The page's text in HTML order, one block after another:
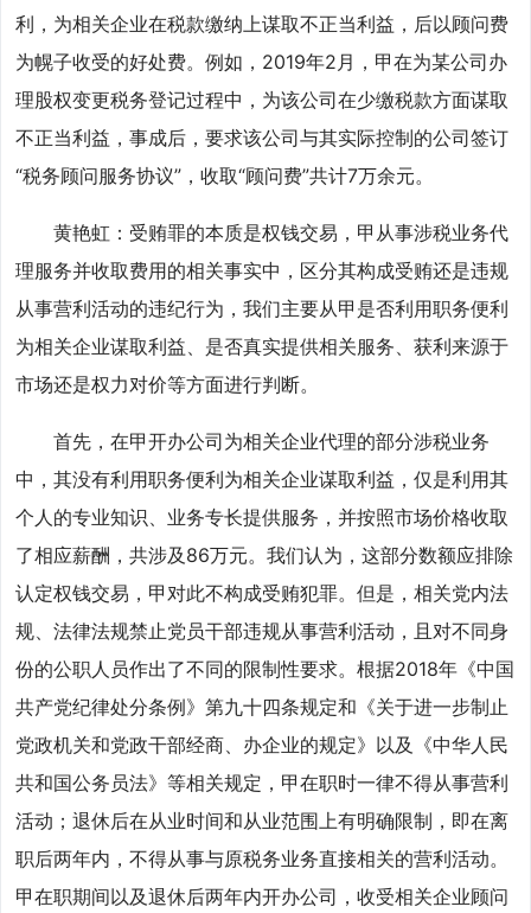
利，为相关企业在税款缴纳上谋取不正当利益，后以顾问费
为幌子收受的好处费。例如，2019年2月，甲在为某公司办
理股权变更税务登记过程中，为该公司在少缴税款方面谋取
不正当利益，事成后，要求该公司与其实际控制的公司签订
“税务顾问服务协议”，收取“顾问费”共计7万余元。
黄艳虹：受贿罪的本质是权钱交易，甲从事涉税业务代
理服务并收取费用的相关事实中，区分其构成受贿还是违规
从事营利活动的违纪行为，我们主要从甲是否利用职务便利
为相关企业谋取利益、是否真实提供相关服务、获利来源于
市场还是权力对价等方面进行判断。
首先，在甲开办公司为相关企业代理的部分涉税业务
中，其没有利用职务便利为相关企业谋取利益，仅是利用其
个人的专业知识、业务专长提供服务，并按照市场价格收取
了相应薪酬，共涉及86万元。我们认为，这部分数额应排除
认定权钱交易，甲对此不构成受贿犯罪。但是，相关党内法
规、法律法规禁止党员干部违规从事营利活动，且对不同身
份的公职人员作出了不同的限制性要求。根据2018年《中国
共产党纪律处分条例》第九十四条规定和《关于进一步制止
党政机关和党政干部经商、办企业的规定》以及《中华人民
共和国公务员法》等相关规定，甲在职时一律不得从事营利
活动；退休后在从业时间和从业范围上有明确限制，即在离
职后两年内，不得从事与原税务业务直接相关的营利活动。
甲在职期间以及退休后两年内开办公司，收受相关企业顾问